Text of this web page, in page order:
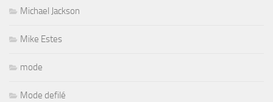
Michael Jackson
Mike Estes
mode
Mode defilé